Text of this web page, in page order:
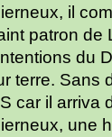
il
patron de
du
terre. Sans
car il arriva
une